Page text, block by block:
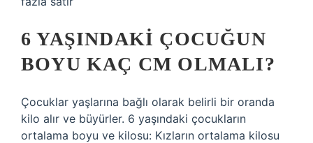
6 YAŞINDAKI ÇOCUĞUN
BOYU KAÇ CM OLMALI?
Çocuklar yaşlarına bağlı olarak belirli bir oranda
kilo alır ve büyürler. 6 yaşındaki çocukların
ortalama boyu ve kilosu: Kızların ortalama kilosu